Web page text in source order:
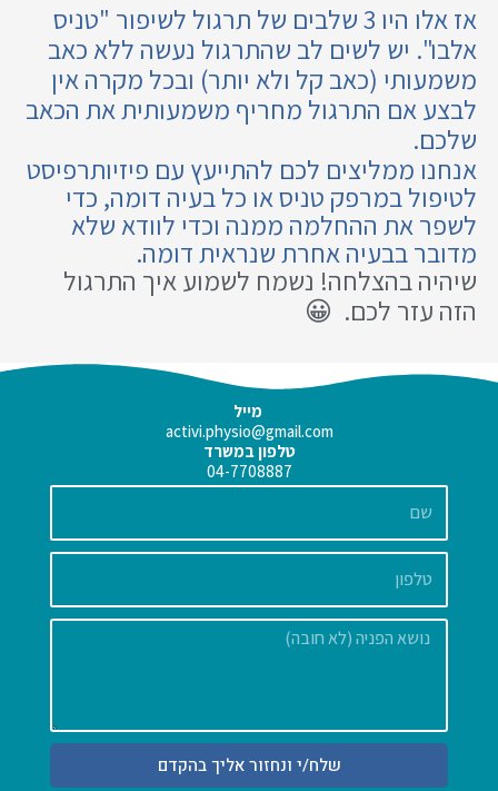
אז אלו היו 3 שלבים של תרגול לשיפור "טניס
אלבו". יש לשים לב שהתרגול נעשה ללא כאב
משמעותי (כאב קל ולא יותר) ובכל מקרה אין
לבצע אם התרגול מחריף משמעותית את הכאב
שלכם.
אנחנו ממליצים לכם להתייעץ עם פיזיותרפיסט
לטיפול במרפק טניס או כל בעיה דומה, כדי
לשפר את ההחלמה ממנה וכדי לוודא שלא
מדובר בבעיה אחרת שנראית דומה.
שיהיה בהצלחה! נשמח לשמוע איך התרגול
הזה עזר לכם. 😀
מייל
activi.physio@gmail.com
טלפון במשרד
04-7708887
הודעה
שלח/י ונחזור אליך בהקדם